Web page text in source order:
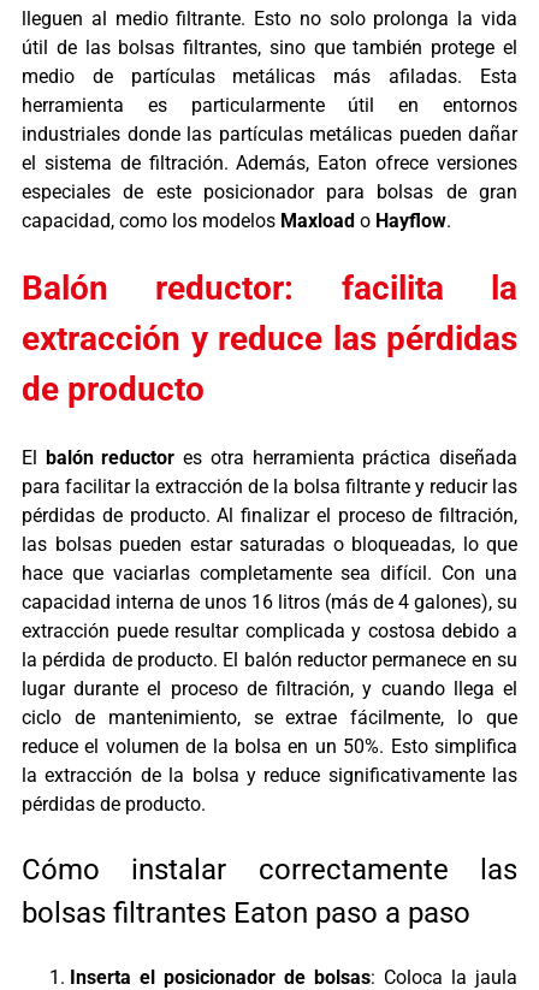
lleguen al medio filtrante. Esto no solo prolonga la vida
útil de las bolsas filtrantes, sino que también protege el
medio de partículas metálicas más afiladas.
Esta
herramienta es particularmente útil en entornos
industriales donde las partículas metálicas pueden dañar
el sistema de filtración. Además, Eaton ofrece versiones
especiales de este posicionador para bolsas de gran
capacidad, como los modelos Maxload o Hayflow.
Balón reductor: facilita la
extracción y reduce las pérdidas
de producto
El balón reductor es otra herramienta práctica diseñada
para facilitar la extracción de la bolsa filtrante y reducir las
pérdidas de producto. Al finalizar el proceso de filtración,
las bolsas pueden estar saturadas o bloqueadas, lo que
hace que vaciarlas completamente sea difícil. Con una
capacidad interna de unos 16 litros (más de 4 galones), su
extracción puede resultar complicada y costosa debido a
la pérdida de producto. El balón reductor permanece en su
lugar durante el proceso de filtración, y cuando llega el
ciclo de mantenimiento, se extrae fácilmente, lo que
reduce el volumen de la bolsa en un 50%. Esto simplifica
la extracción de la bolsa y reduce significativamente las
pérdidas de producto.
Cómo instalar correctamente las
bolsas filtrantes Eaton paso a paso
Inserta el posicionador de bolsas: Coloca la jaula